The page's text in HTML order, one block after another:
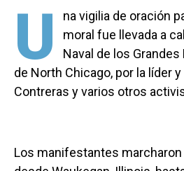
U
na vigilia de oración
moral fue llevada a
Naval de los
de North Chicago, por la líder
Contreras y varios otros
Los manifestantes